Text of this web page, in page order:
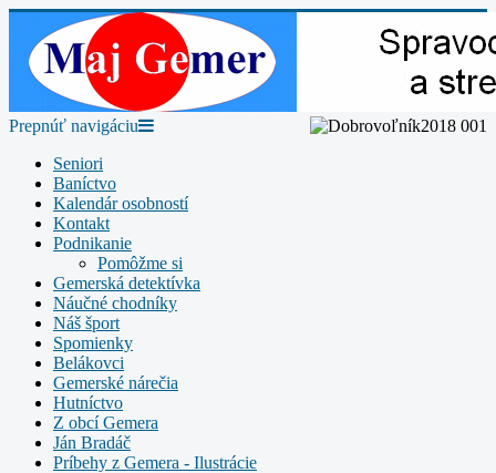
Prepnúť navigáciu
Seniori
Baníctvo
Kalendár osobností
Kontakt
Podnikanie
Pomôžme si
Gemerská detektívka
Náučné chodníky
Náš šport
Spomienky
Belákovci
Gemerské nárečia
Hutníctvo
Z obcí Gemera
Ján Bradáč
Príbehy z Gemera - Ilustrácie